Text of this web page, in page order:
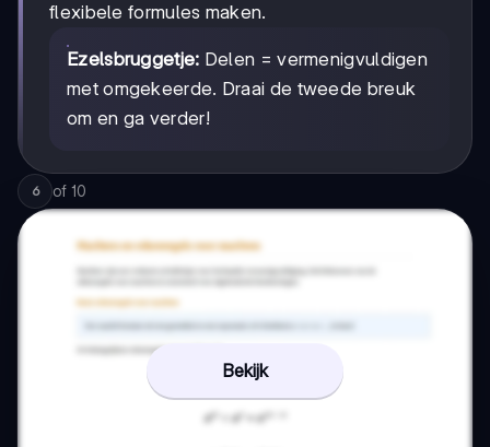
flexibele formules maken.
Ezelsbruggetje: Delen = vermenigvuldigen
met omgekeerde. Draai de tweede breuk
om en ga verder!
6 of 10
Bekijk